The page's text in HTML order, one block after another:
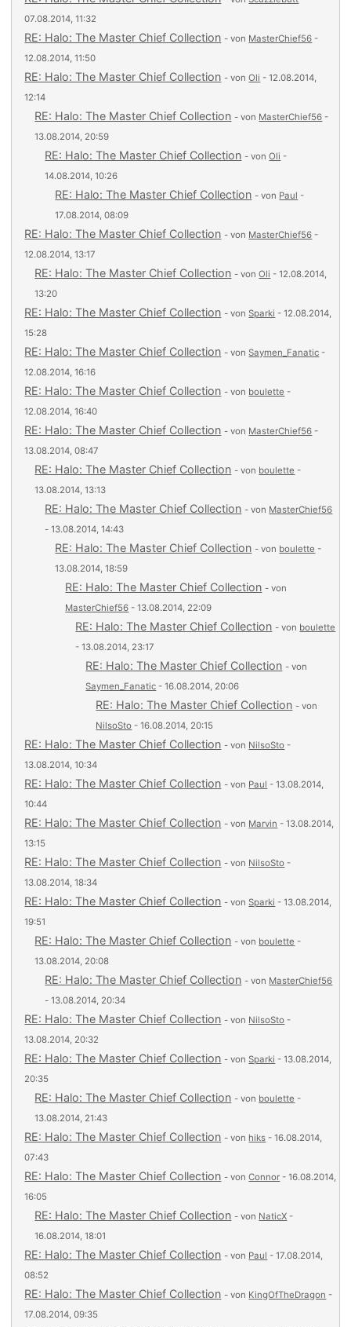
07.08.2014, 11:32
RE: Halo: The Master Chief Collection - von MasterChief56 -
12.08.2014, 11:50
RE: Halo: The Master Chief Collection - vonOli - 12.08.2014,
12:14
RE: Halo: The Master Chief Collection - von MasterChief56 -
13.08.2014, 20:59
RE: Halo: The Master Chief Collection - vonOli -
14.08.2014, 10:26
RE: Halo: The Master Chief Collection - von Paul -
17.08.2014, 08:09
RE: Halo: The Master Chief Collection - von MasterChief56 -
12.08.2014, 13:17
RE: Halo: The Master Chief Collection - vonOli - 12.08.2014,
13:20
RE: Halo: The Master Chief Collection - vonSparki - 12.08.2014,
15:28
RE: Halo: The Master Chief Collection - vonSaymen_Fanatic -
12.08.2014, 16:16
RE: Halo: The Master Chief Collection - von boulette -
12.08.2014, 16:40
RE: Halo: The Master Chief Collection - von MasterChief56 -
13.08.2014, 08:47
RE: Halo: The Master Chief Collection - von boulette -
13.08.2014, 13:13
RE: Halo: The Master Chief Collection - von MasterChief56
- 13.08.2014, 14:43
RE: Halo: The Master Chief Collection - von boulette -
13.08.2014, 18:59
RE: Halo: The Master Chief Collection - von
MasterChief56 - 13.08.2014, 22:09
RE: Halo: The Master Chief Collection - von boulette
- 13.08.2014, 23:17
RE: Halo: The Master Chief Collection - von
Saymen_Fanatic - 16.08.2014, 20:06
RE: Halo: The Master Chief Collection - von
NilsoSto - 16.08.2014, 20:15
RE: Halo: The Master Chief Collection - von NilsoSto -
13.08.2014, 10:34
RE: Halo: The Master Chief Collection - von Paul - 13.08.2014,
10:44
RE: Halo: The Master Chief Collection - von Marvin - 13.08.2014,
13:15
RE: Halo: The Master Chief Collection - von NilsoSto -
13.08.2014, 18:34
RE: Halo: The Master Chief Collection - vonSparki - 13.08.2014,
19:51
RE: Halo: The Master Chief Collection - von boulette -
13.08.2014, 20:08
RE: Halo: The Master Chief Collection - von MasterChief56
- 13.08.2014, 20:34
RE: Halo: The Master Chief Collection - von NilsoSto -
13.08.2014, 20:32
RE: Halo: The Master Chief Collection - vonSparki - 13.08.2014,
20:35
RE: Halo: The Master Chief Collection - von boulette -
13.08.2014, 21:43
RE: Halo: The Master Chief Collection - von hiks - 16.08.2014,
07:43
RE: Halo: The Master Chief Collection - vonConnor - 16.08.2014,
16:05
RE: Halo: The Master Chief Collection - von NaticX -
16.08.2014, 18:01
RE: Halo: The Master Chief Collection - von Paul - 17.08.2014,
08:52
RE: Halo: The Master Chief Collection - von KingOfTheDragon -
17.08.2014, 09:35